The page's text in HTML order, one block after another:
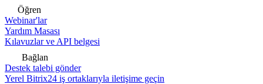
Öğren
Webinar'lar
Yardım Masası
Kılavuzlar ve API belgesi
Bağlan
Destek talebi gönder
Yerel Bitrix24 iş ortaklarıyla iletişime geçin